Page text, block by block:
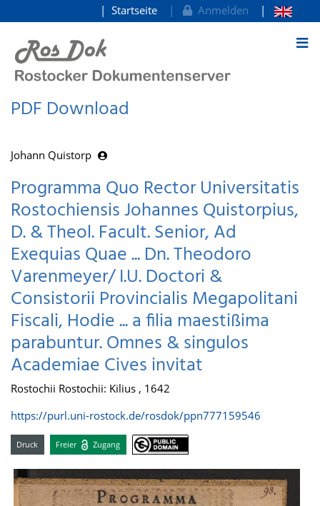
zum Inhalt
Startseite Anmelden
PDF Download
Johann Quistorp
Programma Quo Rector Universitatis
Rostochiensis Johannes Quistorpius,
D. & Theol. Facult. Senior, Ad
Exequias Quae ... Dn. Theodoro
Varenmeyer/ I.U. Doctori &
Consistorii Provincialis Megapolitani
Fiscali, Hodie ... a filia maestißima
parabuntur. Omnes & singulos
Academiae Cives invitat
Rostochii Rostochii: Kilius , 1642
https://purl.uni-rostock.de/rosdok/ppn777159546
Druck Freier Zugang